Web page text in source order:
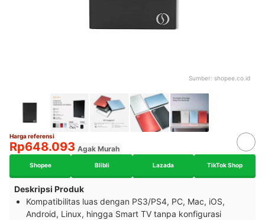
Sumber: shopee.co.id
Harga referensi
Rp648.093 Agak Murah
Shopee Blibli Lazada TikTok Shop
Deskripsi Produk
Kompatibilitas luas dengan PS3/PS4, PC, Mac, iOS,
Android, Linux, hingga Smart TV tanpa konfigurasi